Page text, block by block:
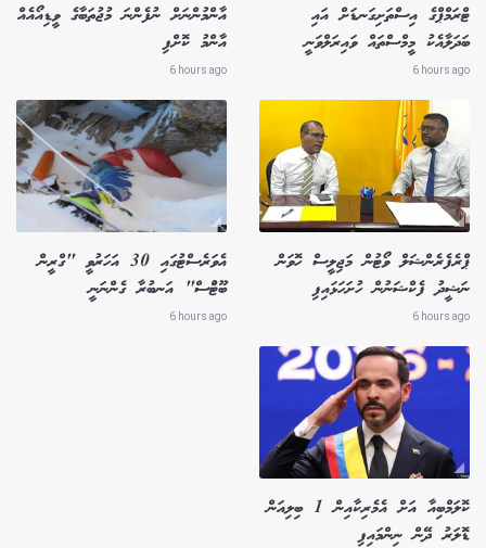
ޓްރަމްޕްގެ އިސްތަށިގަނޑަށް އައި
ބަދަލާއެކު މީމްސްތައް ވައިރަލްވަނީ
6 hours ago
އާންމުންނަށް ނުފެންނަ މުޖުތަބާގެ ވީޑިއޯއެއް
އާންމު ކޮށްފި
6 hours ago
ޕްރެފެރެންޝަލް ވޯޓުން މަޖިލީސް ހޮވަން
ނަޝީދު ފެކްޝަނުން ހުށަހަޅައިފި
6 hours ago
އެވަރެސްޓުގައި 30 އަހަރުވީ "ގްރީން
ބޫޓުްސް" އަނބުރާ ގެންނަނީ
6 hours ago
ކޮލަމްބިއާ އަށް އެމެރިކާއިން 1 ބިލިއަން
ޑޮލަރު ދޭން ނިންމައިފި